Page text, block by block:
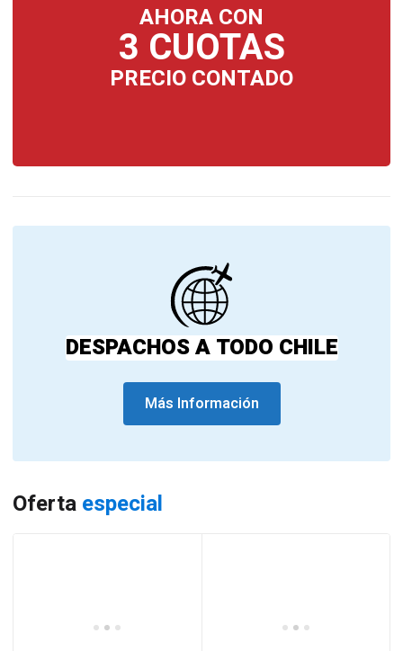
AHORA CON
3 CUOTAS
PRECIO CONTADO
DESPACHOS A TODO CHILE
Más Información
Oferta especial